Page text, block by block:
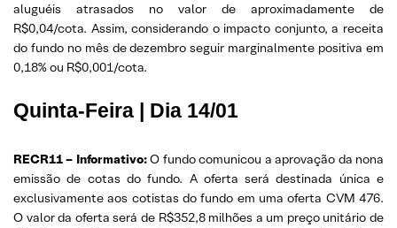
aluguéis atrasados no valor de aproximadamente de
R$0,04/cota. Assim, considerando o impacto conjunto, a receita
do fundo no mês de dezembro seguir marginalmente positiva em
0,18% ou R$0,001/cota.
Quinta-Feira | Dia 14/01
RECR11 – Informativo:O fundo comunicou a aprovação da nona
emissão de cotas do fundo. A oferta será destinada única e
exclusivamente aos cotistas do fundo em uma oferta CVM 476.
O valor da oferta será de R$352,8 milhões a um preço unitário de